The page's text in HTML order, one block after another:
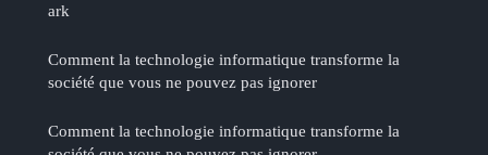
ark
Comment la technologie informatique transforme la
société que vous ne pouvez pas ignorer
Comment la technologie informatique transforme la